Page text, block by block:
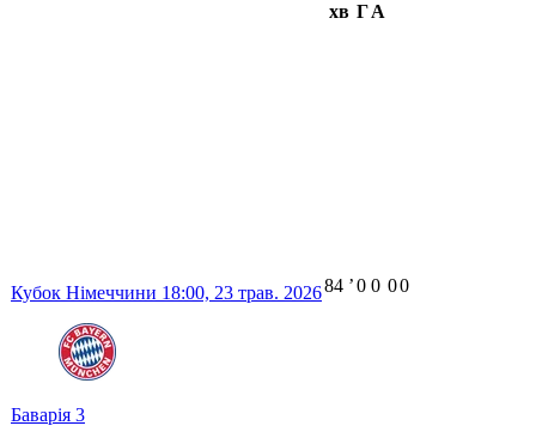
хв ГА
Кубок Німеччини 18:00, 23 трав. 2026
Баварія 3
84 ʼ0 0 00